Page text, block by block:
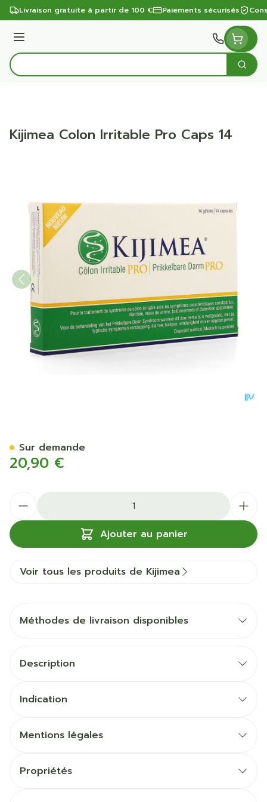
Aller au contenu
Livraison gratuite à partir de 100 € Paiements sécurisés
Menu
Rechercher
Kijimea Colon Irritable Pro Caps 14
20,90 €
Ajouter au panier
Sur demande
Voir tous les produits de Kijimea
Méthodes de livraison disponibles
Description
Indication
Mentions légales
Propriétés